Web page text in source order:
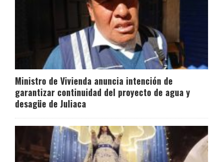
Ministro de Vivienda anuncia intención de
garantizar continuidad del proyecto de agua y
desagüe de Juliaca